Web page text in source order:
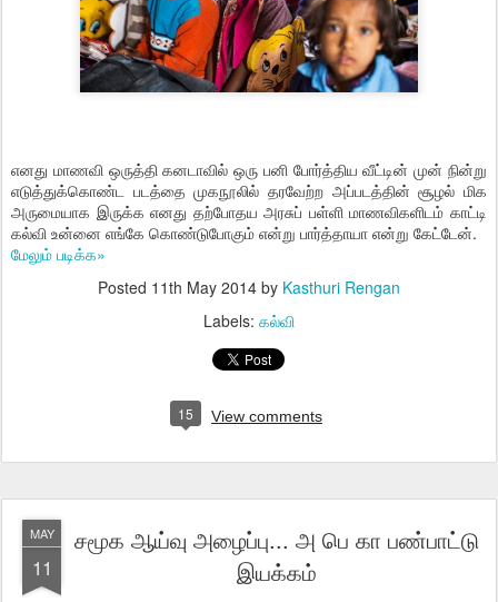
எனது மாணவி ஒருத்தி கனடாவில் ஒரு பனி போர்த்திய வீட்டின் முன் நின்று
எடுத்துக்கொண்ட படத்தை முகநூலில் தரவேற்ற அப்படத்தின் சூழல் மிக
அருமையாக இருக்க எனது தற்போதய அரசுப் பள்ளி மாணவிகளிடம் காட்டி
கல்வி உன்னை எங்கே கொண்டுபோகும் என்று பார்த்தாயா என்று கேட்டேன்.
மேலும் படிக்க»
Posted 11th May 2014 by Kasthuri Rengan
Labels: கல்வி
15 View comments
MAY
11
சமூக ஆய்வு அழைப்பு... அ பெ கா பண்பாட்டு
இயக்கம்